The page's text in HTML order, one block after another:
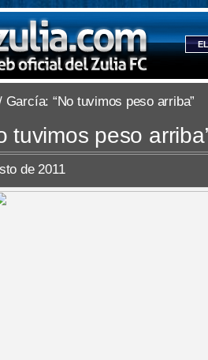
“No tuvimos peso arriba”
tuvimos peso
de 2011